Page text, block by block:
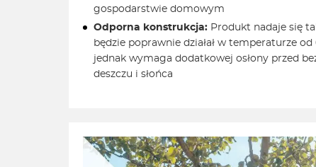
gospodarstwie domowym
Odporna konstrukcja: Produkt nadaje się
będzie poprawnie działał w temperaturze
jednak wymaga dodatkowej osłony przed
deszczu i słońca